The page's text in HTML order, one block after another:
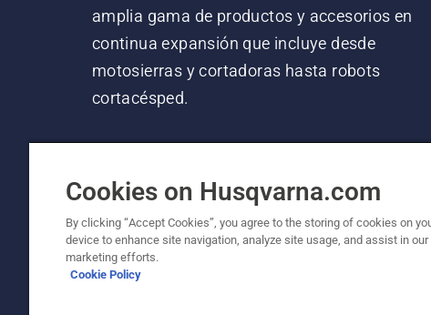
amplia gama de productos y accesorios en
continua expansión que incluye desde
motosierras y cortadoras hasta robots
cortacésped.
© Husqvarna AB (publ). Todos los derechos
Política de cookies
Cookies on Husqvarna.com
By clicking “Accept Cookies”, you agree to the storing of cookies on
device to enhance site navigation, analyze site usage, and assist in our
marketing efforts.
Cookie Policy